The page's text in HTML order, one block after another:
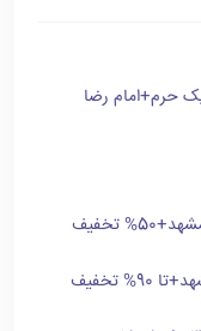
حرم+امام رضا
تخفیف
تخفیف